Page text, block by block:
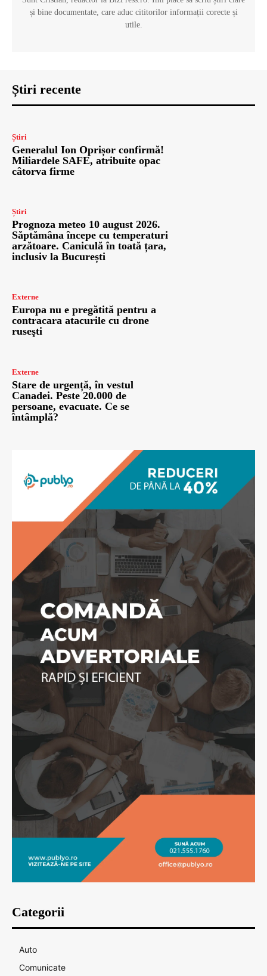
și bine documentate, care aduc cititorilor informații corecte și
utile.
Știri recente
Știri
Generalul Ion Oprișor confirmă!
Miliardele SAFE, atribuite opac
câtorva firme
Știri
Prognoza meteo 10 august 2026.
Săptămâna începe cu temperaturi
arzătoare. Caniculă în toată țara,
inclusiv la București
Externe
Europa nu e pregătită pentru a
contracara atacurile cu drone
ruseşti
Externe
Stare de urgență, în vestul
Canadei. Peste 20.000 de
persoane, evacuate. Ce se
întâmplă?
Categorii
Auto
Comunicate